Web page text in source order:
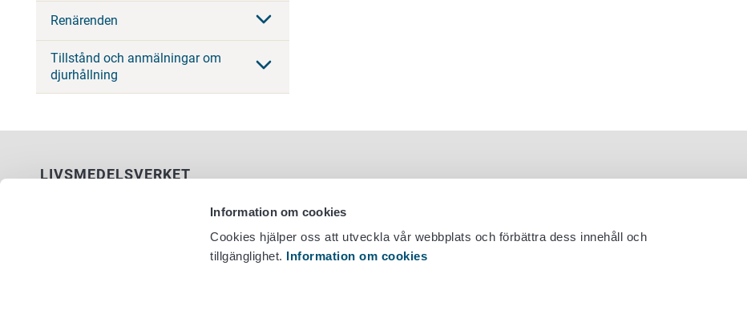
Information om cookies
Cookies hjälper oss att utveckla vår webbplats och förbättra dess innehåll och
tillgänglighet. Information om cookies
Renärenden
Tillstånd och anmälningar om
djurhållning
LIVSMEDELSVERKET